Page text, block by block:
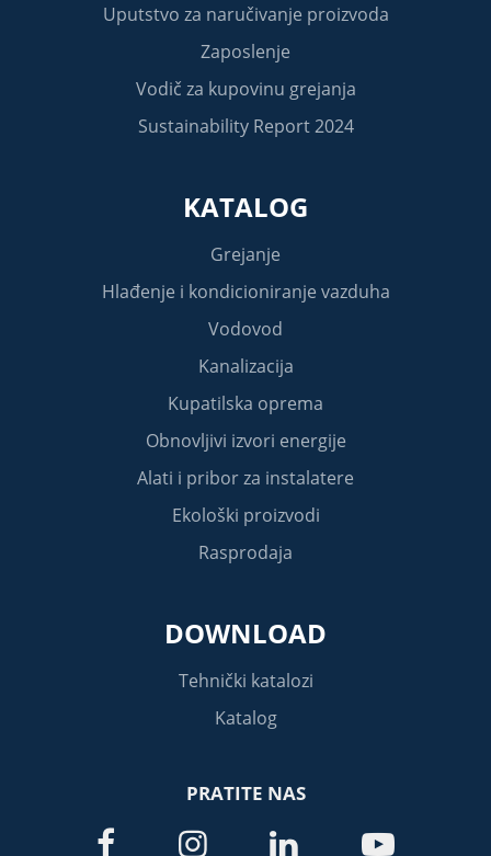
Uputstvo za naručivanje proizvoda
Zaposlenje
Vodič za kupovinu grejanja
Sustainability Report 2024
KATALOG
Grejanje
Hlađenje i kondicioniranje vazduha
Vodovod
Kanalizacija
Kupatilska oprema
Obnovljivi izvori energije
Alati i pribor za instalatere
Ekološki proizvodi
Rasprodaja
DOWNLOAD
Tehnički katalozi
Katalog
PRATITE NAS
   